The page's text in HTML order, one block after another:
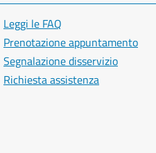
Leggi le FAQ
Prenotazione appuntamento
Segnalazione disservizio
Richiesta assistenza